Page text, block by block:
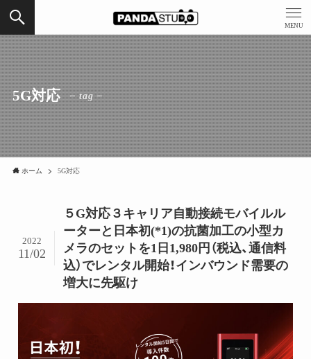
MENU
5G対応 – tag –
ホーム 5G対応
５G対応３キャリア自動接続モバイルル
ーターと日本初(*1)の抗菌加工の小型カ
メラのセットを1日1,980円（税込、通信料
込）でレンタル開始！インバウンド需要の
増大に先駆け
2022
11/02